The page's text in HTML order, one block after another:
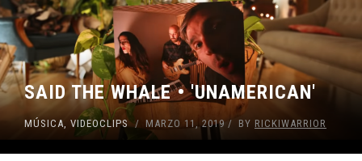
SAID THE WHALE • 'UNAMERICAN'
MÚSICA VIDEOCLIPS MARZO 11, 2019 BY RICKIWARRIOR